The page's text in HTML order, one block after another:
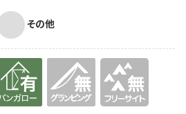
その他
有り